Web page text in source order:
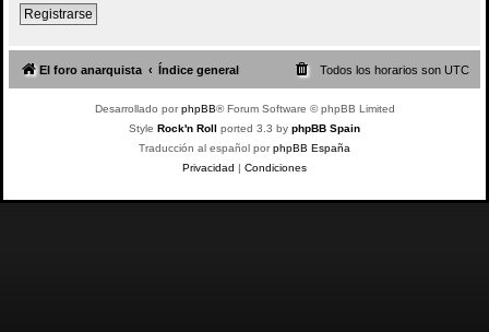
Registrarse
El foro anarquista Índice general Todos los horarios son UTC
Desarrollado porphpBB® Forum Software © phpBB Limited
Style Rock'n Roll ported 3.3 by phpBB Spain
Traducción al español porphpBB España
Privacidad | Condiciones